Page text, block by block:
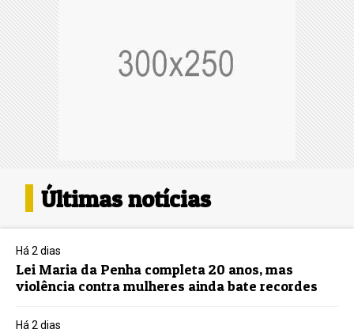
Últimas notícias
Há 2 dias
Lei Maria da Penha completa 20 anos, mas
violência contra mulheres ainda bate recordes
Há 2 dias